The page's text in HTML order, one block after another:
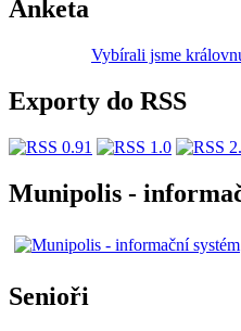
Anketa
Vybírali jsme
Exporty do RSS
Munipolis -
Senioři